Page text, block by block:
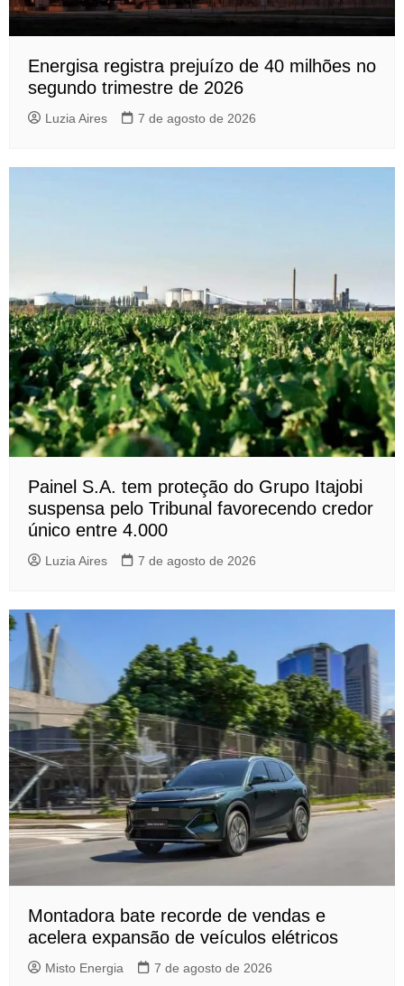
Energisa registra prejuízo de 40 milhões no
segundo trimestre de 2026
Luzia Aires 7 de agosto de 2026
Painel S.A. tem proteção do Grupo Itajobi
suspensa pelo Tribunal favorecendo credor
único entre 4.000
Luzia Aires 7 de agosto de 2026
Montadora bate recorde de vendas e
acelera expansão de veículos elétricos
Misto Energia 7 de agosto de 2026